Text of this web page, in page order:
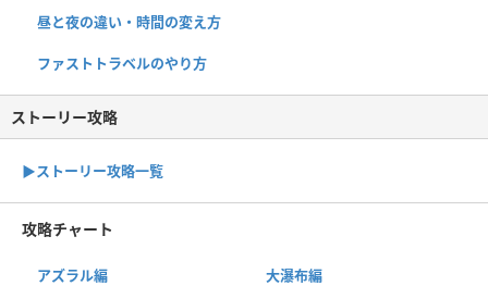
昼と夜の違い・時間の変え方
ファストトラベルのやり方
ストーリー攻略
▶︎ストーリー攻略一覧
攻略チャート
アズラル編 大瀑布編